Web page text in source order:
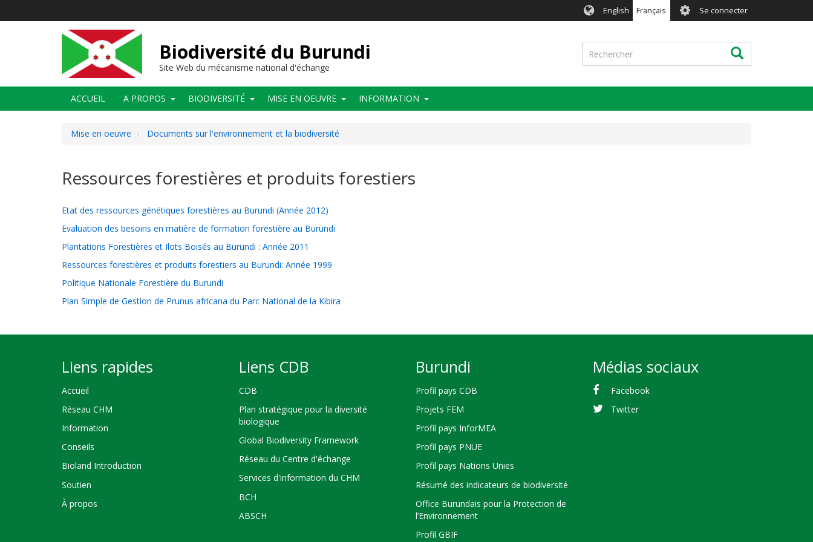
English Français User
account
menu
Se connecter
Biodiversité du Burundi
Site Web du mécanisme national d'échange
Rechercher Rechercher
Main
navigation
ACCUEIL A PROPOS BIODIVERSITÉ MISE EN OEUVRE INFORMATION
Mise en oeuvre Documents sur l'environnement et la biodiversité
Ressources forestières et produits forestiers
Etat des ressources génétiques forestières au Burundi (Année 2012)
Evaluation des besoins en matière de formation forestière au Burundi
Plantations Forestières et Ilots Boisés au Burundi : Année 2011
Ressources forestières et produits forestiers au Burundi: Année 1999
Politique Nationale Forestière du Burundi
Plan Simple de Gestion de Prunus africana du Parc National de la Kibira
Liens rapides
Accueil
Réseau CHM
Information
Conseils
Bioland Introduction
Soutien
À propos
Liens CDB
CDB
Plan stratégique pour la diversité
biologique
Global Biodiversity Framework
Réseau du Centre d'échange
Services d'information du CHM
BCH
ABSCH
Burundi
Profil pays CDB
Projets FEM
Profil pays InforMEA
Profil pays PNUE
Profil pays Nations Unies
Résumé des indicateurs de biodiversité
Office Burundais pour la Protection de
l’Environnement
Profil GBIF
Médias sociaux
Facebook
Twitter